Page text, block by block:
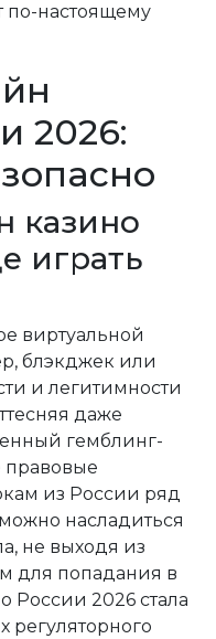
по-настоящему
2026:
казино
играть
виртуальной
блэкджек или
и легитимности
даже
гемблинг-
правовые
из России ряд
насладиться
не выходя из
для попадания в
России 2026 стала
регуляторного